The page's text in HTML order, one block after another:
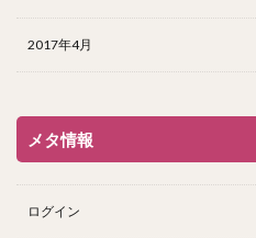
2017年4月
メタ情報
ログイン